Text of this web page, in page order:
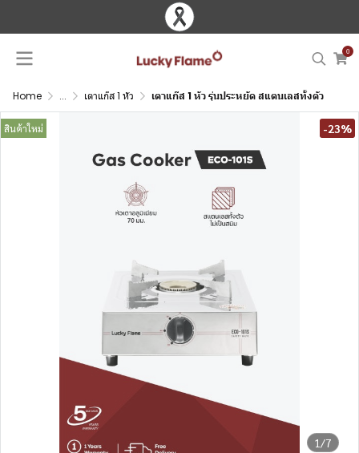
0
Home ... เตาแก๊ส 1 หัว เตาแก๊ส 1 หัว รุ่นประหยัด สแตนเลสทั้งตัว
1/7
สินค้าใหม่ -23%